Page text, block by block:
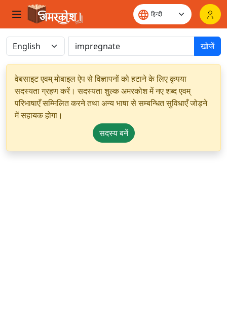
खोजें
वेबसाइट एवम् मोबाइल ऐप से विज्ञापनों को हटाने के लिए कृपया
सदस्यता ग्रहण करें। सदस्यता शुल्क अमरकोश में नए शब्द एवम्
परिभाषाएँ सम्मिलित करने तथा अन्य भाषा से सम्बन्धित सुविधाएँ जोड़ने
में सहायक होगा।
सदस्य बनें